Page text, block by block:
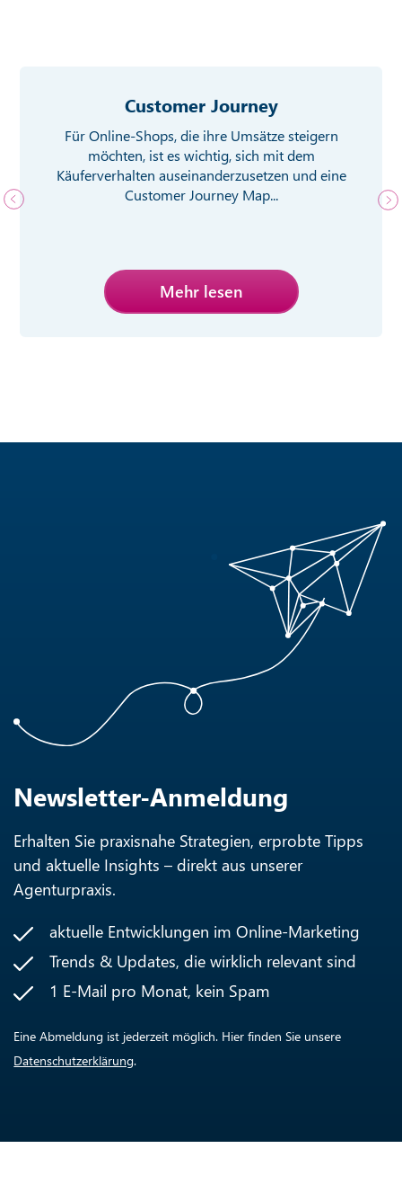
Customer Journey
Für Online-Shops, die ihre Umsätze steigern
möchten, ist es wichtig, sich mit dem
Käuferverhalten auseinanderzusetzen und eine
Customer Journey Map...
Mehr lesen
Newsletter-Anmeldung
Erhalten Sie praxisnahe Strategien, erprobte Tipps
und aktuelle Insights – direkt aus unserer
Agenturpraxis.
aktuelle Entwicklungen im Online-Marketing
Trends & Updates, die wirklich relevant sind
1 E-Mail pro Monat, kein Spam
Eine Abmeldung ist jederzeit möglich. Hier finden Sie unsere
Datenschutzerklärung.